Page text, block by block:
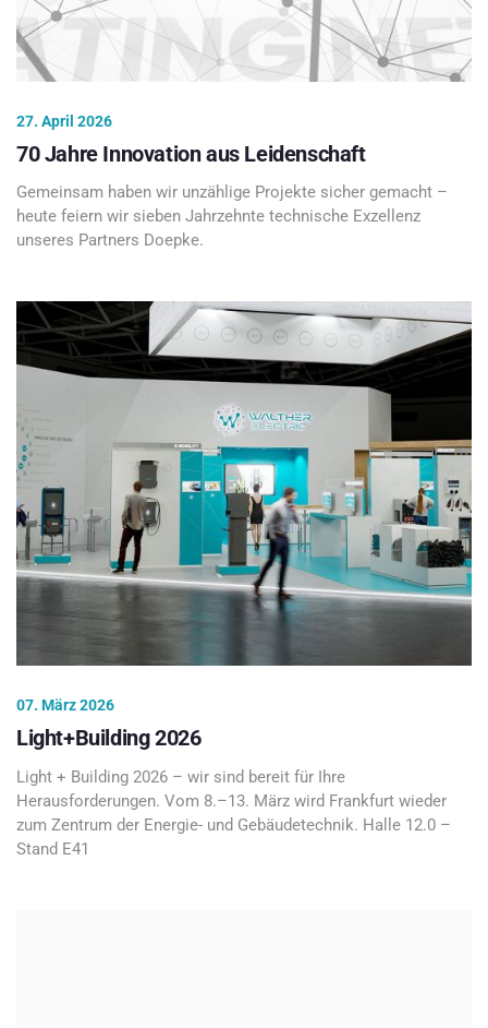
27. April 2026
70 Jahre Innovation aus Leidenschaft
Gemeinsam haben wir unzählige Projekte sicher gemacht –
heute feiern wir sieben Jahrzehnte technische Exzellenz
unseres Partners Doepke.
07. März 2026
Light+Building 2026
Light + Building 2026 – wir sind bereit für Ihre
Herausforderungen. Vom 8.–13. März wird Frankfurt wieder
zum Zentrum der Energie- und Gebäudetechnik. Halle 12.0 –
Stand E41